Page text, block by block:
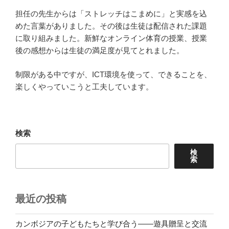
担任の先生からは「ストレッチはこまめに」と実感を込
めた言葉がありました。その後は生徒は配信された課題
に取り組みました。新鮮なオンライン体育の授業、授業
後の感想からは生徒の満足度が見てとれました。
制限がある中ですが、ICT環境を使って、できることを、
楽しくやっていこうと工夫しています。
検索
検
索
最近の投稿
カンボジアの子どもたちと学び合う――遊具贈呈と交流